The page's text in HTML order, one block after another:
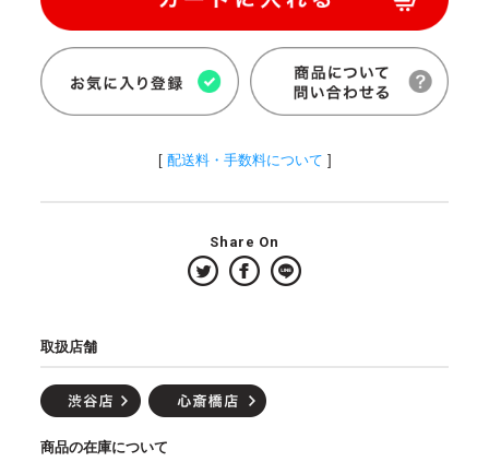
[ 配送料・手数料について ]
Share On
取扱店舗
商品の在庫について